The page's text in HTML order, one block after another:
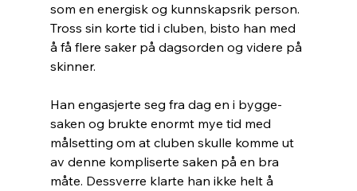
som en energisk og kunnskapsrik person.
Tross sin korte tid i cluben, bisto han med
å få flere saker på dagsorden og videre på
skinner.
Han engasjerte seg fra dag en i bygge-
saken og brukte enormt mye tid med
målsetting om at cluben skulle komme ut
av denne kompliserte saken på en bra
måte. Dessverre klarte han ikke helt å